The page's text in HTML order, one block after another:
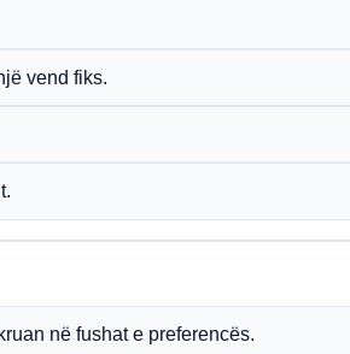
vend fiks.
në fushat e preferencës.